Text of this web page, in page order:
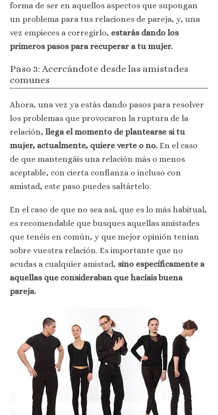
forma de ser en aquellos aspectos que supongan
un problema para tus relaciones de pareja, y, una
vez empieces a corregirlo, estarás dando los
primeros pasos para recuperar a tu mujer.
Paso 3: Acercándote desde las amistades
comunes
Ahora, una vez ya estás dando pasos para resolver
los problemas que provocaron la ruptura de la
relación, llega el momento de plantearse si tu
mujer, actualmente, quiere verte o no. En el caso
de que mantengáis una relación más o menos
aceptable, con cierta confianza o incluso con
amistad, este paso puedes saltártelo.
En el caso de que no sea así, que es lo más habitual,
es recomendable que busques aquellas amistades
que tenéis en común, y que mejor opinión tenían
sobre vuestra relación. Es importante que no
acudas a cualquier amistad, sino específicamente a
aquellas que consideraban que hacíais buena
pareja.